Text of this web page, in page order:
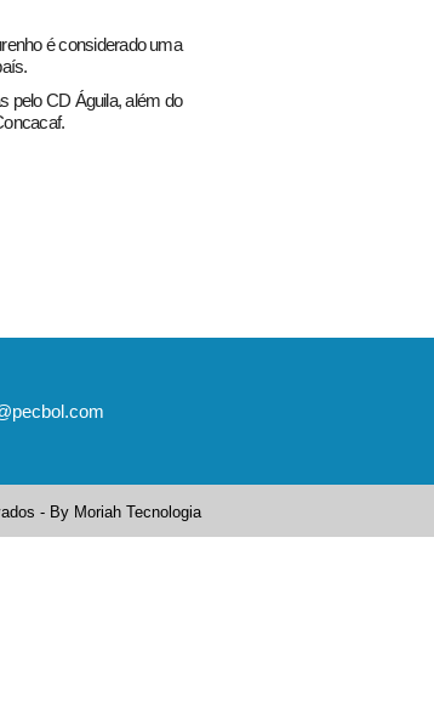
é considerado uma
pelo CD Águila, além do
- By Moriah Tecnologia